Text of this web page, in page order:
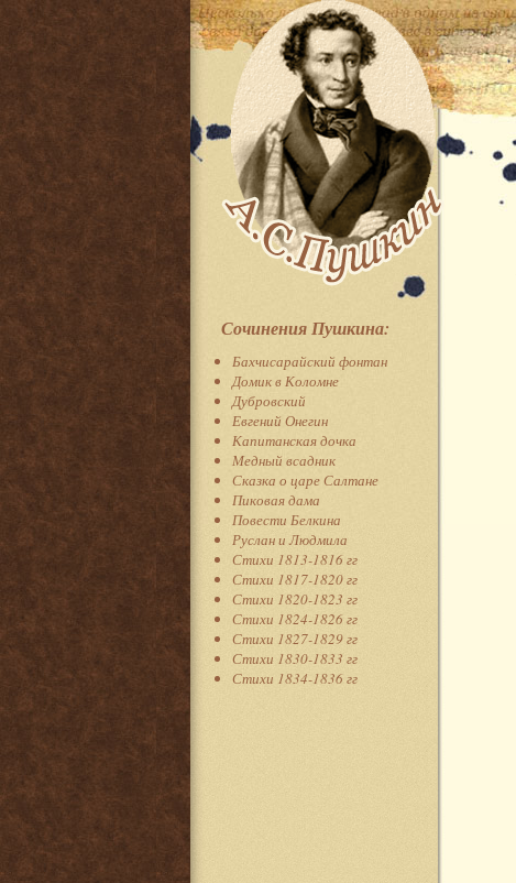
Сочинения Пушкина:
Бахчисарайский фонтан
Домик в Коломне
Дубровский
Евгений Онегин
Капитанская дочка
Медный всадник
Сказка о царе Салтане
Пиковая дама
Повести Белкина
Руслан и Людмила
Стихи 1813-1816 гг
Стихи 1817-1820 гг
Стихи 1820-1823 гг
Стихи 1824-1826 гг
Стихи 1827-1829 гг
Стихи 1830-1833 гг
Стихи 1834-1836 гг